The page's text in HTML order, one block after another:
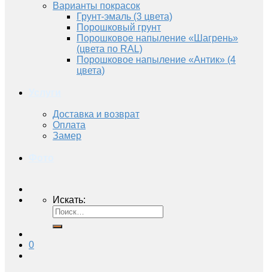
Варианты покрасок
Грунт-эмаль (3 цвета)
Порошковый грунт
Порошковое напыление «Шагрень»
(цвета по RAL)
Порошковое напыление «Антик» (4
цвета)
Доставка и возврат
Оплата
Замер
Искать:
0